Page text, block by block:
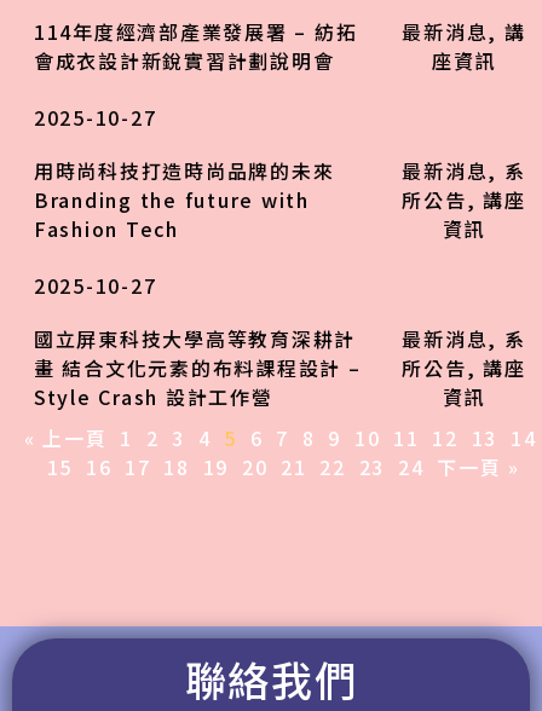
114年度經濟部產業發展署 – 紡拓
會成衣設計新銳實習計劃說明會
最新消息, 講
座資訊
2025-10-27
用時尚科技打造時尚品牌的未來
Branding the future with
Fashion Tech
最新消息, 系
所公告,講座
資訊
2025-10-27
國立屏東科技大學高等教育深耕計
畫 結合文化元素的布料課程設計 –
Style Crash 設計工作營
最新消息, 系
所公告,講座
資訊
« 上一頁
1 2 3 4 5 6 7 8 9 10 11 12 13
14
15 16 17 18 19 20 21 22 23 24 下一頁 »
聯絡我們